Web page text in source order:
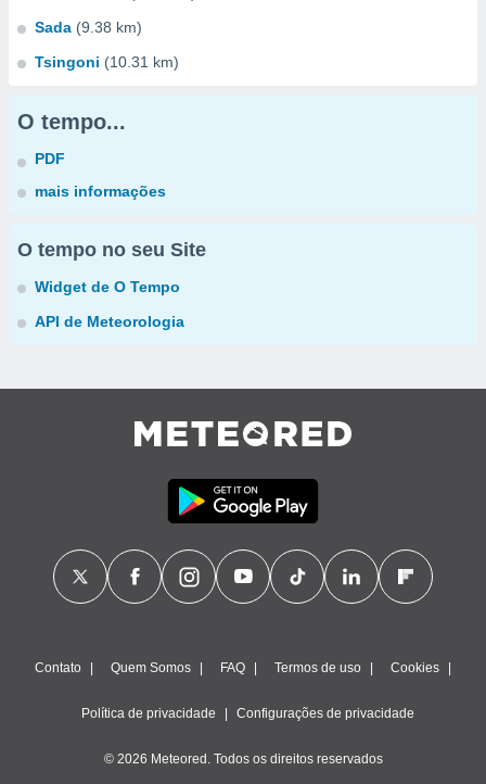
Sada (9.38 km)
Tsingoni (10.31 km)
O tempo...
PDF
mais informações
O tempo no seu Site
Widget de O Tempo
API de Meteorologia
Contato Quem Somos FAQ Termos de uso Cookies
Política de privacidade Configurações de privacidade
© 2026 Meteored. Todos os direitos reservados